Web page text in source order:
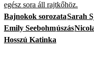
egész sora áll rajtkőhöz.
Bajnokok sorozataSarah
Emily Seebohmúszás
Hosszú Katinka